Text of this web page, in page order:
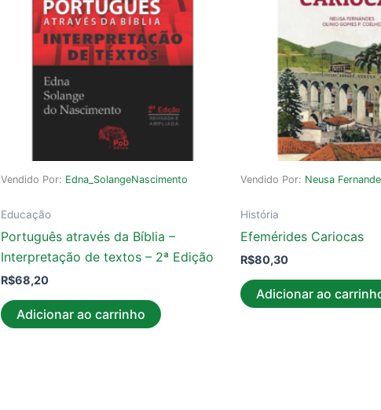
Vendido Por: Edna_SolangeNascimento
Educação
Português através da Bíblia –
Interpretação de textos – 2ª Edição
R$68,20
Adicionar ao carrinho
Vendido Por: Neusa
História
Efemérides Cariocas
R$80,30
Adicionar ao